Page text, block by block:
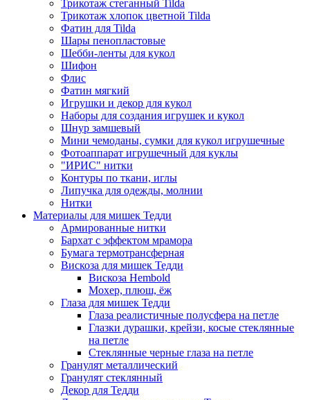
Трикотаж стеганный Tilda
Трикотаж хлопок цветной Tilda
Фатин для Tilda
Шары пенопластовые
Шебби-ленты для кукол
Шифон
Флис
Фатин мягкий
Игрушки и декор для кукол
Наборы для создания игрушек и кукол
Шнур замшевый
Мини чемоданы, сумки для кукол игрушечные
Фотоаппарат игрушечный для куклы
"ИРИС" нитки
Контуры по ткани, иглы
Липучка для одежды, молнии
Нитки
Материалы для мишек Тедди
Армированные нитки
Бархат с эффектом мрамора
Бумага термотрансферная
Вискоза для мишек Тедди
Вискоза Hembold
Мохер, плюш, ёж
Глаза для мишек Тедди
Глаза реалистичные полусфера на петле
Глазки дурашки, крейзи, косые стеклянные
на петле
Стеклянные черные глаза на петле
Гранулят металлический
Гранулят стеклянный
Декор для Тедди